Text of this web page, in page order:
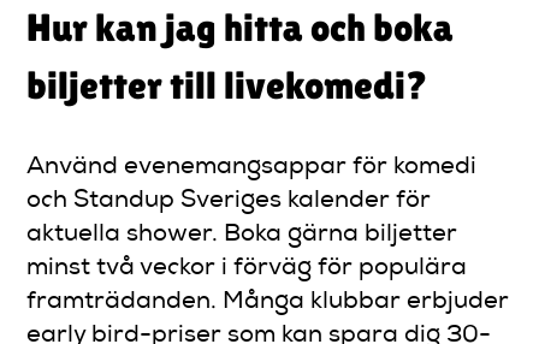
Hur kan jag hitta och boka
biljetter till livekomedi?
Använd evenemangsappar för komedi
och Standup Sveriges kalender för
aktuella shower. Boka gärna biljetter
minst två veckor i förväg för populära
framträdanden. Många klubbar erbjuder
early bird-priser som kan spara dig 30-